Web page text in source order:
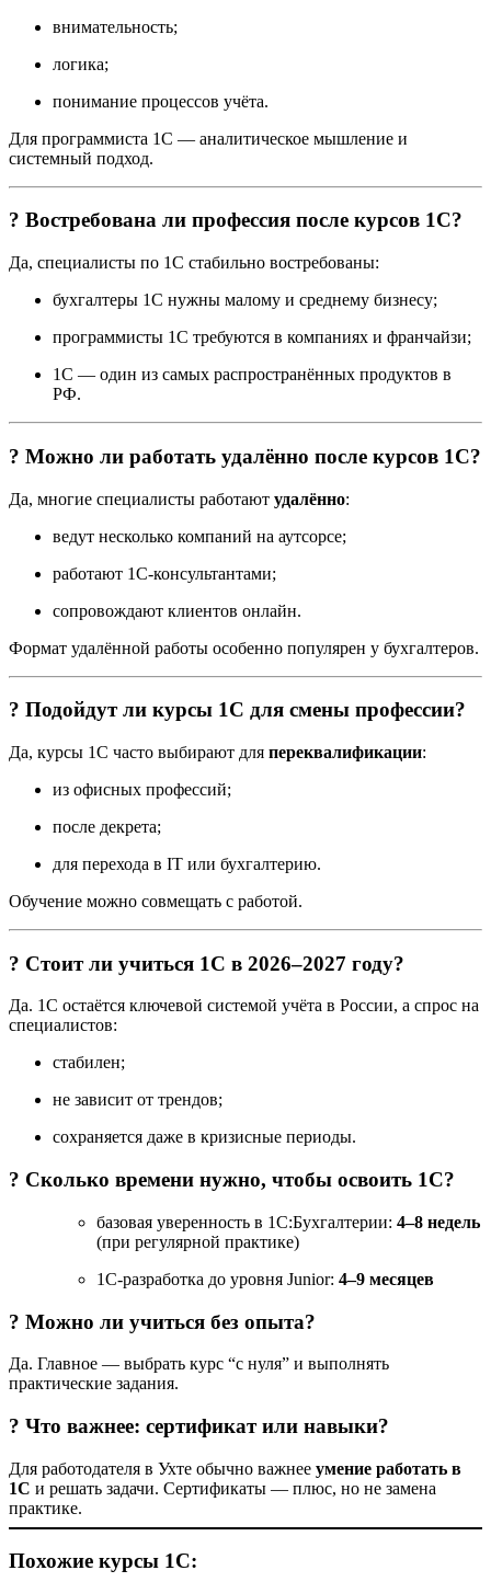
внимательность;
логика;
понимание процессов учёта.
Для программиста 1С — аналитическое мышление и
системный подход.
? Востребована ли профессия после курсов 1С?
Да, специалисты по 1С стабильно востребованы:
бухгалтеры 1С нужны малому и среднему бизнесу;
программисты 1С требуются в компаниях и франчайзи;
1С — один из самых распространённых продуктов в
РФ.
? Можно ли работать удалённо после курсов 1С?
Да, многие специалисты работают удалённо:
ведут несколько компаний на аутсорсе;
работают 1С-консультантами;
сопровождают клиентов онлайн.
Формат удалённой работы особенно популярен у бухгалтеров.
? Подойдут ли курсы 1С для смены профессии?
Да, курсы 1С часто выбирают для переквалификации:
из офисных профессий;
после декрета;
для перехода в IT или бухгалтерию.
Обучение можно совмещать с работой.
? Стоит ли учиться 1С в 2026–2027 году?
Да. 1С остаётся ключевой системой учёта в России, а спрос на
специалистов:
стабилен;
не зависит от трендов;
сохраняется даже в кризисные периоды.
? Сколько времени нужно, чтобы освоить 1С?
базовая уверенность в 1С:Бухгалтерии: 4–8 недель
(при регулярной практике)
1С-разработка до уровня Junior: 4–9 месяцев
? Можно ли учиться без опыта?
Да. Главное — выбрать курс “с нуля” и выполнять
практические задания.
? Что важнее: сертификат или навыки?
Для работодателя в Ухте обычно важнее умение работать в
1С и решать задачи. Сертификаты — плюс, но не замена
практике.
Похожие курсы 1С: